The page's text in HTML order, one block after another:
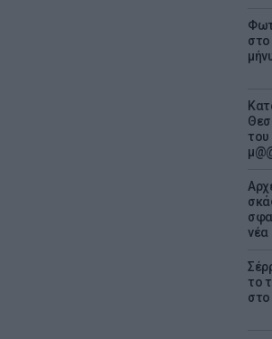
στο
του
νέα
το
στο